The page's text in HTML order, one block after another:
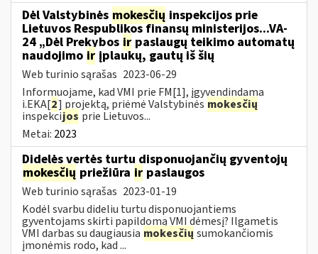
Dėl Valstybinės mokesčių inspekcijos prie
Lietuvos Respublikos finansų ministerijos...VA-
24 „Dėl Prekybos ir paslaugų teikimo automatų
naudojimo ir įplaukų, gautų iš šių
Web turinio sąrašas 2023-06-29
Informuojame, kad VMI prie FM[1], įgyvendindama
i.EKA[2] projektą, priėmė Valstybinės mokesčių
inspekcijos prie Lietuvos...
Metai: 2023
Didelės vertės turtu disponuojančių gyventojų
mokesčių priežiūra ir paslaugos
Web turinio sąrašas 2023-01-19
Kodėl svarbu dideliu turtu disponuojantiems
gyventojams skirti papildomą VMI dėmesį? Ilgametis
VMI darbas su daugiausia mokesčių sumokančiomis
įmonėmis rodo, kad ...